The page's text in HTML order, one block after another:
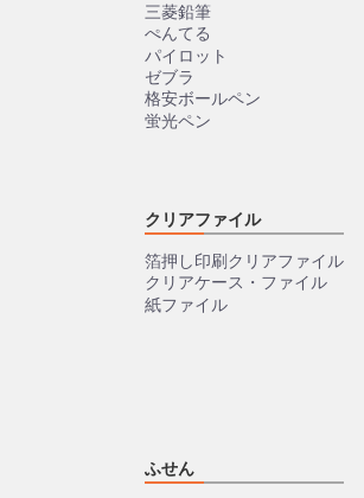
三菱鉛筆
ぺんてる
パイロット
ゼブラ
格安ボールペン
蛍光ペン
クリアファイル
箔押し印刷クリアファイル
クリアケース・ファイル
紙ファイル
ふせん